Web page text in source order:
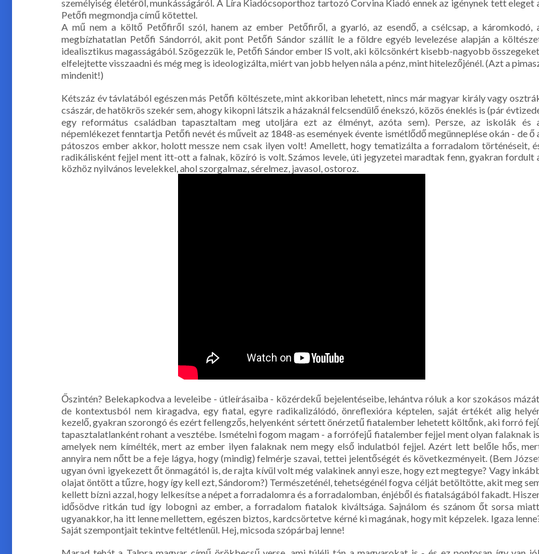
személyiség életéről, munkásságáról. A Líra Kiadócsoporthoz tartozó Corvina Kiadó ennek az igénynek tett eleget
Petőfi megmondja című kötettel.
A mű nem a költő Petőfiről szól, hanem az ember Petőfiről, a gyarló, az esendő, a csélcsap, a káromkodó,
megbízhatatlan Petőfi Sándorról, akit pont Petőfi Sándor szállít le a földre egyéb levelezése alapján a
idealisztikus magasságából. Szögezzük le, Petőfi Sándor ember IS volt, aki kölcsönkért kisebb-nagyobb
elfelejtette visszaadni és még meg is ideologizálta, miért van jobb helyen nála a pénz, mint hitelezőjénél. (Azt a
mindenit!)
Kétszáz év távlatából egészen más Petőfi költészete, mint akkoriban lehetett, nincs már magyar király vagy
császár, de hatökrös szekér sem, ahogy kikopni látszik a házaknál felcsendülő énekszó, közös éneklés is (pár
egy református családban tapasztaltam meg utoljára ezt az élményt, azóta sem). Persze, az iskolák és
népemlékezet fenntartja Petőfi nevét és műveit az 1848-as események évente ismétlődő megünneplése okán - de ő
pátoszos ember akkor, holott messze nem csak ilyen volt! Amellett, hogy tematizálta a forradalom történéseit,
radikálisként fejjel ment itt-ott a falnak, közíró is volt. Számos levele, úti jegyzetei maradtak fenn, gyakran fordult
közhöz nyilvános levelekkel, ahol szorgalmaz, sérelmez, javasol, ostoroz.
Őszintén? Belekapkodva a leveleibe - útleírásaiba - közérdekű bejelentéseibe, lehántva róluk a kor szokásos
de kontextusból nem kiragadva, egy fiatal, egyre radikalizálódó, önreflexióra képtelen, saját értékét alig
kezelő, gyakran szorongó és ezért fellengzős, helyenként sértett önérzetű fiatalember lehetett költőnk, aki forró
tapasztalatlanként rohant a vesztébe. Ismételni fogom magam - a forrófejű fiatalember fejjel ment olyan falaknak
amelyek nem kímélték, mert az ember ilyen falaknak nem megy első indulatból fejjel. Azért lett belőle hős,
annyira nem nőtt be a feje lágya, hogy (mindig) felmérje szavai, tettei jelentőségét és következményeit. (Bem
ugyan óvni igyekezett őt önmagától is, de rajta kívül volt még valakinek annyi esze, hogy ezt megtegye? Vagy
olajat öntött a tűzre, hogy így kell ezt, Sándorom?) Természeténél, tehetségénél fogva célját betöltötte, akit meg
kellett bízni azzal, hogy lelkesítse a népet a forradalomra és a forradalomban, énjéből és fiatalságából fakadt.
idősödve ritkán tud így lobogni az ember, a forradalom fiatalok kiváltsága. Sajnálom és szánom őt sorsa
ugyanakkor, ha itt lenne mellettem, egészen biztos, kardcsörtetve kérné ki magának, hogy mit képzelek. Igaza
Saját szempontjait tekintve feltétlenül. Hej, micsoda szópárbaj lenne!